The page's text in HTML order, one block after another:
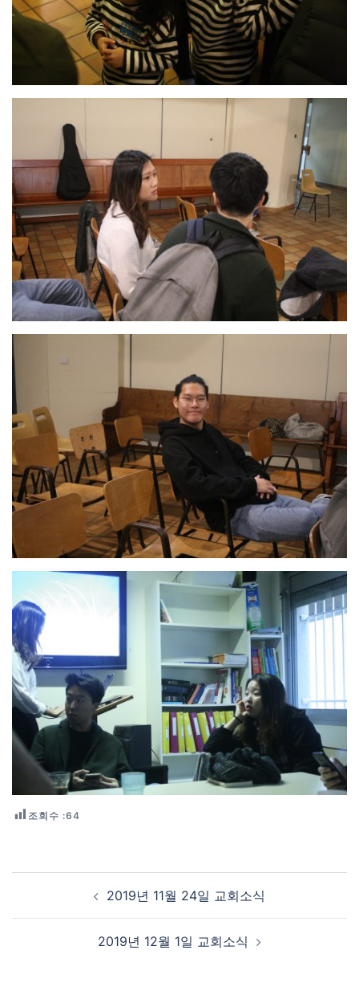
조회수 :64
Post navigation
2019년 11월 24일 교회소식
2019년 12월 1일 교회소식